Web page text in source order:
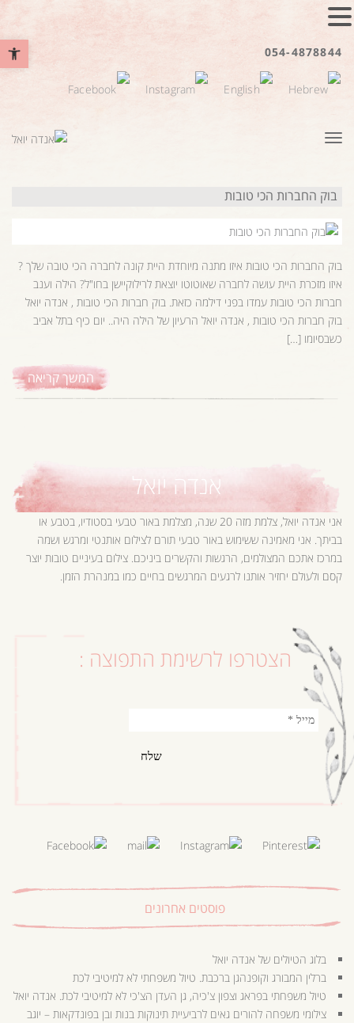
פתח סרגל 054-4878844
תפריט
בוק החברות הכי טובות
בוק החברות הכי טובות איזו מתנה מיוחדת היית קונה לחברה הכי טובה שלך ?
איזו מזכרת היית עושה לחברה שאוטוטו יוצאת לרילוקיישן בחו"ל? הילה וענב
חברות הכי טובות עמדו בפני דילמה כזאת. בוק חברות הכי טובות , אנדה יואל
בוק חברות הכי טובות , אנדה יואל הרעיון של הילה היה.. יום כיף בתל אביב
כשבסיומו […]
המשך קריאה
אנדה יואל
אני אנדה יואל, צלמת מזה 20 שנה, מצלמת באור טבעי בסטודיו, בטבע או
בביתך. אני מאמינה ששימוש באור טבעי תורם לצילום אותנטי ומרגש ושמה
במרכז אתכם המצולמים, הרגשות והקשרים ביניכם. צילום בעיניים טובות יוצר
קסם ולעולם יחזיר אותנו לרגעים המרגשים בחיים כמו במנהרת הזמן.
הצטרפו לרשימת התפוצה :
פוסטים אחרונים
בלוג הטיולים של אנדה יואל
ברלין המבורג וקופנהגן ברכבת. טיול משפחתי לא למיטיבי לכת
טיול משפחתי בפראג וצפון צ'כיה, גן העדן הצ'כי לא למיטיבי לכת. אנדה יואל
צילומי משפחה להורים גאים לרביעיית תינוקות בנות ובן בפונדקאות – יוגב